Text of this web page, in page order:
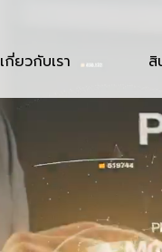
เกี่ยวกับเรา สิ